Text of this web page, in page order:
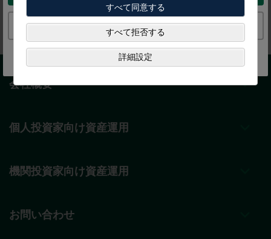
Continue to the Japan website
ください。適任の担当者をお探しいたし
ます。
会社概要
個人投資家向け資産運用
機関投資家向け資産運用
お問い合わせ
すべて同意する
すべて拒否する
詳細設定